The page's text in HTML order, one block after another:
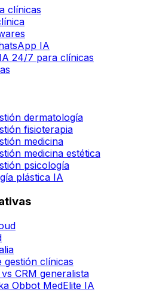
clínicas
IA
24/7 para clínicas
dermatología
fisioterapia
medicina
medicina estética
psicología
plástica IA
gestión clínicas
CRM generalista
Obbot MedElite IA